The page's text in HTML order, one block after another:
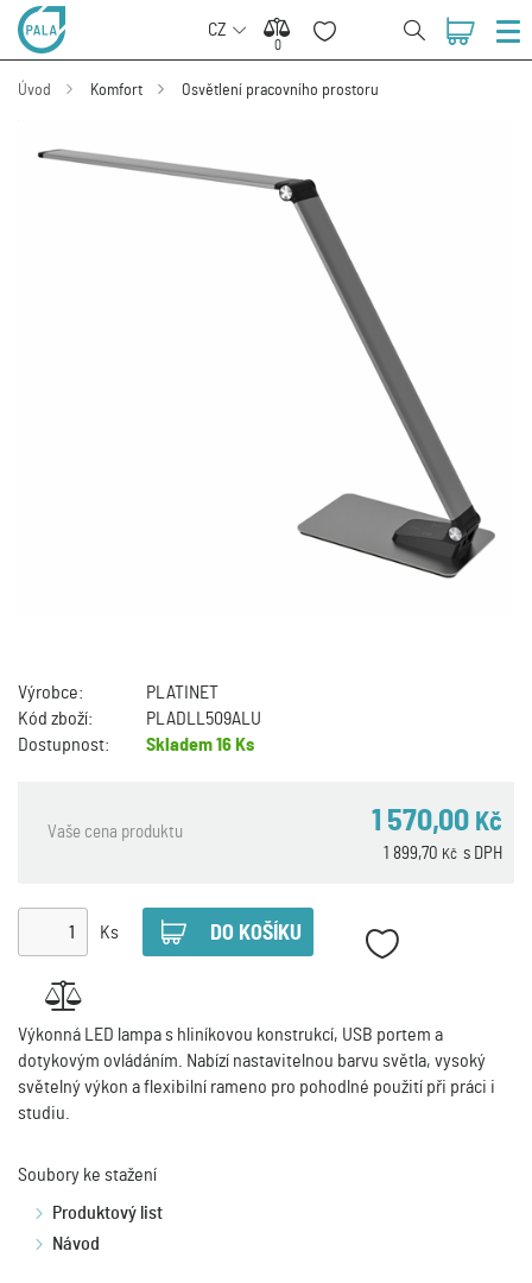
CZ
0
0
Úvod Komfort Osvětlení pracovního prostoru
Výrobce:
PLATINET
Kód zboží:
PLADLL509ALU
Dostupnost:
Skladem16 Ks
Vaše cena produktu 1 570,00 Kč
s DPH
1 899,70 Kč
Ks
Výkonná LED lampa s hliníkovou konstrukcí, USB portem a
dotykovým ovládáním. Nabízí nastavitelnou barvu světla, vysoký
světelný výkon a flexibilní rameno pro pohodlné použití při práci i
studiu.
Soubory ke stažení
Produktový list
Návod